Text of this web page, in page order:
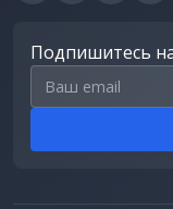
Подпишитесь
Email для